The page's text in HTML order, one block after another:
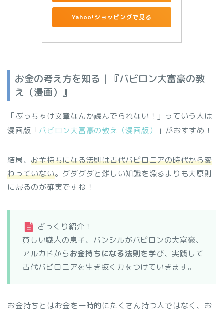
Yahoo!ショッピングで見る
お金の考え方を知る｜『バビロン大富豪の教
え（漫画）』
「ぶっちゃけ文章なんか読んでられない！」っていう人は
漫画版「バビロン大富豪の教え（漫画版） 」がおすすめ！
結局、お金持ちになる法則は古代バビロニアの時代から変
わっていない。グダグダと難しい知識を漁るよりも大原則
に帰るのが確実ですね！
ざっくり紹介！
貧しい職人の息子、バンシルがバビロンの大富豪、
アルカドからお金持ちになる法則を学び、実践して
古代バビロニアを生き抜く力をつけていきます。
お金持ちとはお金を一時的にたくさん持つ人ではなく、お